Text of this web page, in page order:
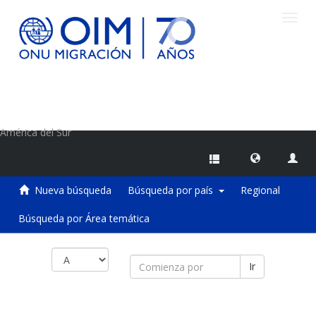
América del Sur
Nueva búsqueda Búsqueda por país Regional
Búsqueda por Área temática
Ir